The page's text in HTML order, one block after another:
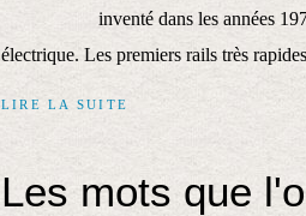
inventé dans les années
électrique. Les premiers rails très
LIRE LA SUITE
Les mots que